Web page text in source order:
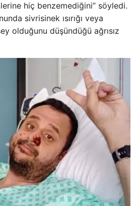
hiç benzemediğini” söyledi.
sivrisinek ısırığı veya
olduğunu düşündüğü ağrısız